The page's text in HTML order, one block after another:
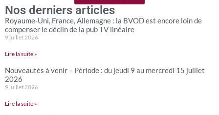
Nos derniers articles
Royaume-Uni, France, Allemagne : la BVOD est encore loin de
compenser le déclin de la pub TV linéaire
9 juillet 2026
Lire la suite »
Nouveautés à venir – Période : du jeudi 9 au mercredi 15 juillet
2026
9 juillet 2026
Lire la suite »